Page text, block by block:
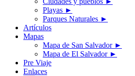
Playas ►
Parques Naturales ►
Artículos
Mapas
Mapa de San Salvador ►
Mapa de El Salvador ►
Pre Viaje
Enlaces